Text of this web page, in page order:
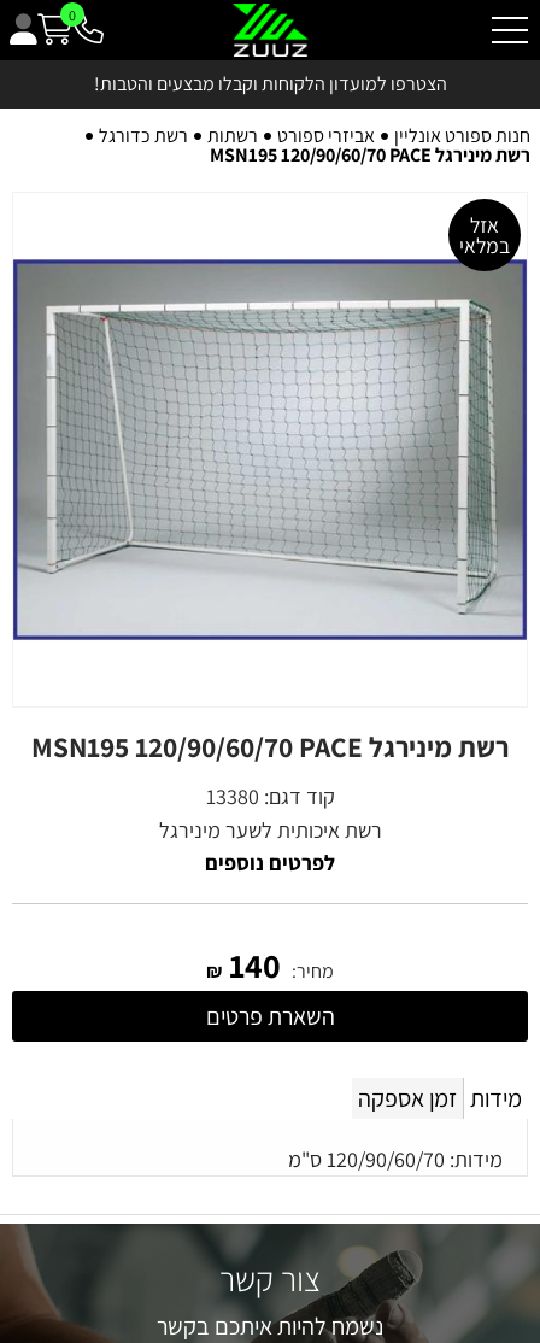
0
הצטרפו למועדון הלקוחות וקבלו מבצעים והטבות!
חנות ספורט אונליין אביזרי ספורט רשתות רשת כדורגל
רשת מינירגל MSN195 120/90/60/70 PACE
אזל
במלאי
רשת מינירגל MSN195 120/90/60/70 PACE
קוד דגם: 13380
רשת איכותית לשער מינירגל
לפרטים נוספים
מחיר: 140
₪
השארת פרטים
מידות זמן אספקה
מידות: 120/90/60/70 ס"מ
צור קשר
נשמח להיות איתכם בקשר